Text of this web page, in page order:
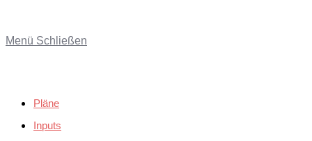
Menü Schließen
Pläne
Inputs